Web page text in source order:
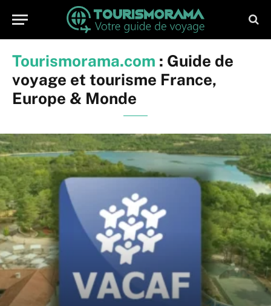
Tourismorama.com : Guide de
voyage et tourisme France,
Europe & Monde